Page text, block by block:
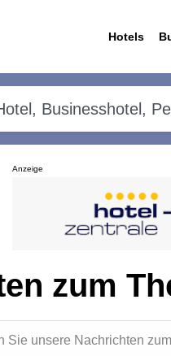
Hotels
Anzeige
zum
Sie unsere Nachrichten